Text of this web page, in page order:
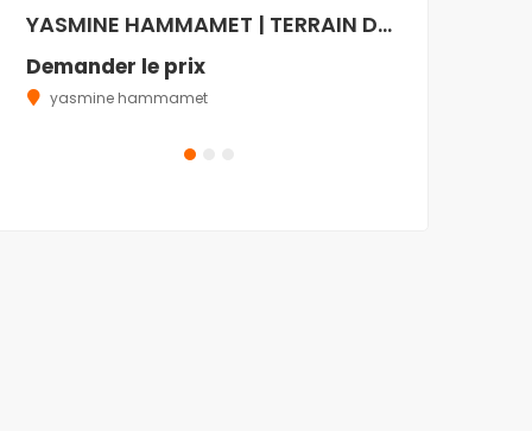
YASMINE HAMMAMET | TERRAIN D’EXCEPTION DE 880 m² – TITRE FONCIER INDIVIDUEL (TITRE BLEU)
Demander le prix
yasmine hammamet